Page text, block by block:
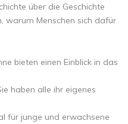
über die Geschichte
warum Menschen sich dafür
bieten einen Einblick in das
haben alle ihr eigenes
für junge und erwachsene